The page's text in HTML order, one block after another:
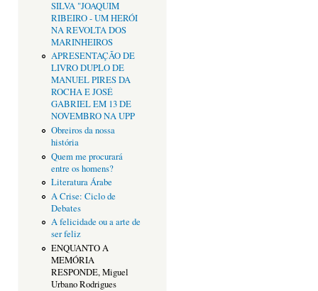
SILVA "JOAQUIM
RIBEIRO - UM HERÓI
NA REVOLTA DOS
MARINHEIROS
APRESENTAÇÃO DE
LIVRO DUPLO DE
MANUEL PIRES DA
ROCHA E JOSÉ
GABRIEL EM 13 DE
NOVEMBRO NA UPP
Obreiros da nossa
história
Quem me procurará
entre os homens?
Literatura Árabe
A Crise: Ciclo de
Debates
A felicidade ou a arte de
ser feliz
ENQUANTO A
MEMÓRIA
RESPONDE, Miguel
Urbano Rodrigues